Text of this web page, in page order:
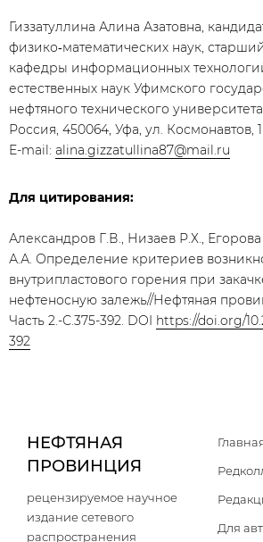
Гиззатуллина Алина Азатовна,
физико‑математических наук,
кафедры информационных
естественных наук Уфимского
нефтяного технического университета
Россия, 450064, Уфа, ул. Космонавтов, 1
E-mail: alina.gizzatullina87@mail.ru
Для цитирования:
Александров Г.В., Низаев Р.Х.,
А.А. Определение критериев
внутрипластового горения при
нефтеносную залежь//Нефтяная
Часть 2.-С.375-392. DOI https://doi.org/
392
НЕФТЯНАЯ
ПРОВИНЦИЯ
рецензируемое научное
издание сетевого
распространения
Для